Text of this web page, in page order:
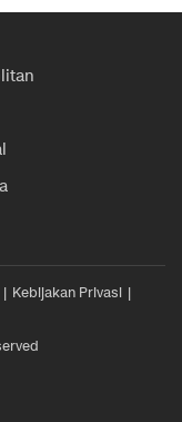
Kebijakan Privasi